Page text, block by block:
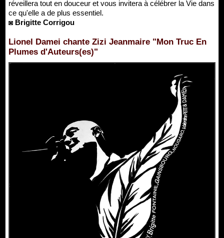
réveillera tout en douceur et vous invitera à célébrer la Vie dans
ce qu'elle a de plus essentiel.
◙ Brigitte Corrigou
Lionel Damei chante Zizi Jeanmaire "Mon Truc En
Plumes d'Auteurs(es)"